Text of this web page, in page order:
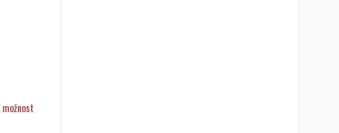
možnost